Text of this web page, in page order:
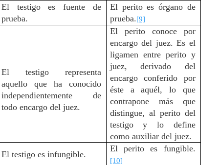
El testigo es fuente de
prueba.
El perito es órgano de
prueba.[9]
El testigo representa
aquello que ha conocido
independientemente de
todo encargo del juez.
El perito conoce por
encargo del juez. Es el
ligamen entre perito y
juez, derivado del
encargo conferido por
éste a aquél, lo que
contrapone más que
distingue, al perito del
testigo y lo define
como auxiliar del juez.
El testigo es infungible.
El perito es fungible.
[10]